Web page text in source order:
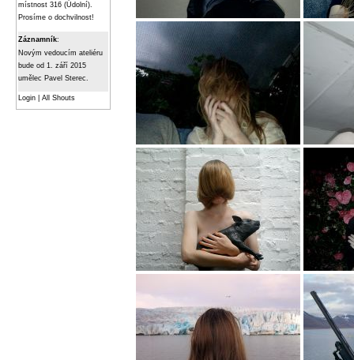
místnost 316 (Údolní).
Prosíme o dochvilnost!
Záznamník:
Novým vedoucím ateliéru
bude od 1. září 2015
umělec Pavel Sterec.
Login All Shouts